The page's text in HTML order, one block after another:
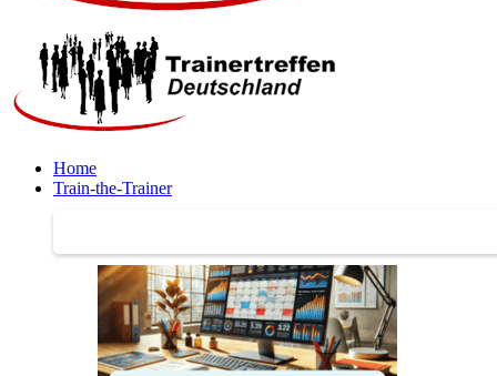
Home
Train-the-Trainer